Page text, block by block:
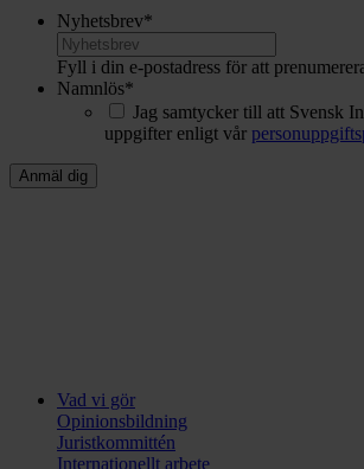
Nyhetsbrev*
Fyll i din e-postadress för att
Namnlös*
Jag samtycker till att Svensk
uppgifter enligt vår
Vad vi gör
Opinionsbildning
Juristkommittén
Internationellt arbete